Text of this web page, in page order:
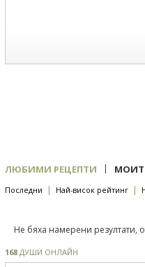
ЛЮБИМИ РЕЦЕПТИ |
Последни | Най-висок рейтинг |
Не бяха намерени резултати,
168 ДУШИ ОНЛАЙН